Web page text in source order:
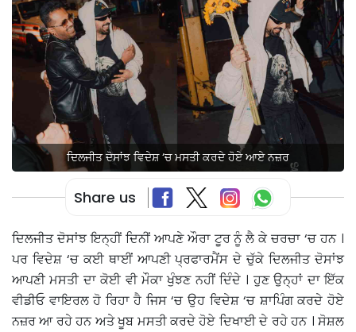
ਦਿਲਜੀਤ ਦੋਸਾਂਝ ਵਿਦੇਸ਼ ‘ਚ ਮਸਤੀ ਕਰਦੇ ਹੋਏ ਆਏ ਨਜ਼ਰ
Share us
ਦਿਲਜੀਤ ਦੋਸਾਂਝ ਇਨ੍ਹੀਂ ਦਿਨੀਂ ਆਪਣੇ ਔਰਾ ਟੂਰ ਨੂੰ ਲੈ ਕੇ ਚਰਚਾ ‘ਚ ਹਨ ।
ਪਰ ਵਿਦੇਸ਼ ‘ਚ ਕਈ ਥਾਈਂ ਆਪਣੀ ਪ੍ਰਫਾਰਮੈਂਸ ਦੇ ਚੁੱਕੇ ਦਿਲਜੀਤ ਦੋਸਾਂਝ
ਆਪਣੀ ਮਸਤੀ ਦਾ ਕੋਈ ਵੀ ਮੌਕਾ ਖੁੰਝਣ ਨਹੀਂ ਦਿੰਦੇ । ਹੁਣ ਉਨ੍ਹਾਂ ਦਾ ਇੱਕ
ਵੀਡੀਓ ਵਾਇਰਲ ਹੋ ਰਿਹਾ ਹੈ ਜਿਸ ‘ਚ ਉਹ ਵਿਦੇਸ਼ ‘ਚ ਸ਼ਾਪਿੰਗ ਕਰਦੇ ਹੋਏ
ਨਜ਼ਰ ਆ ਰਹੇ ਹਨ ਅਤੇ ਖੂਬ ਮਸਤੀ ਕਰਦੇ ਹੋਏ ਦਿਖਾਈ ਦੇ ਰਹੇ ਹਨ । ਸੋਸ਼ਲ